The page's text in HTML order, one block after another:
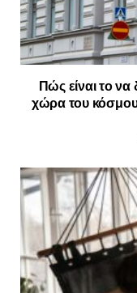
Πώς είναι το να
χώρα του